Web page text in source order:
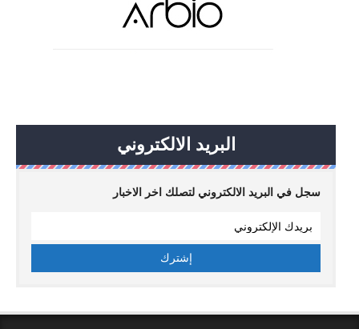
البريد الالكتروني
سجل في البريد الالكتروني لتصلك اخر الاخبار